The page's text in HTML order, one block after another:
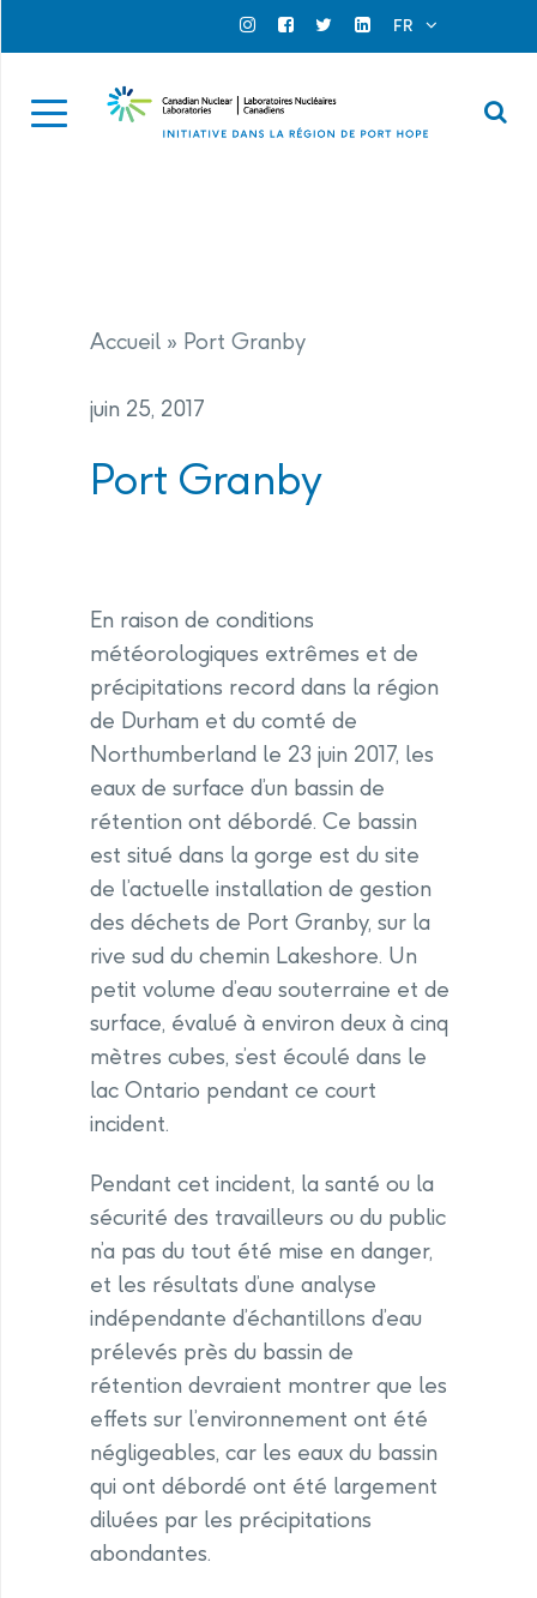
Official InstagramOfficial Facebook
Official TwitterOfficial Linkedin
FR
Accueil » Port Granby
juin 25, 2017
Port Granby
En raison de conditions
météorologiques extrêmes et de
précipitations record dans la région
de Durham et du comté de
Northumberland le 23 juin 2017, les
eaux de surface d’un bassin de
rétention ont débordé. Ce bassin
est situé dans la gorge est du site
de l’actuelle installation de gestion
des déchets de Port Granby, sur la
rive sud du chemin Lakeshore. Un
petit volume d’eau souterraine et de
surface, évalué à environ deux à cinq
mètres cubes, s’est écoulé dans le
lac Ontario pendant ce court
incident.
Pendant cet incident, la santé ou la
sécurité des travailleurs ou du public
n’a pas du tout été mise en danger,
et les résultats d’une analyse
indépendante d’échantillons d’eau
prélevés près du bassin de
rétention devraient montrer que les
effets sur l’environnement ont été
négligeables, car les eaux du bassin
qui ont débordé ont été largement
diluées par les précipitations
abondantes.